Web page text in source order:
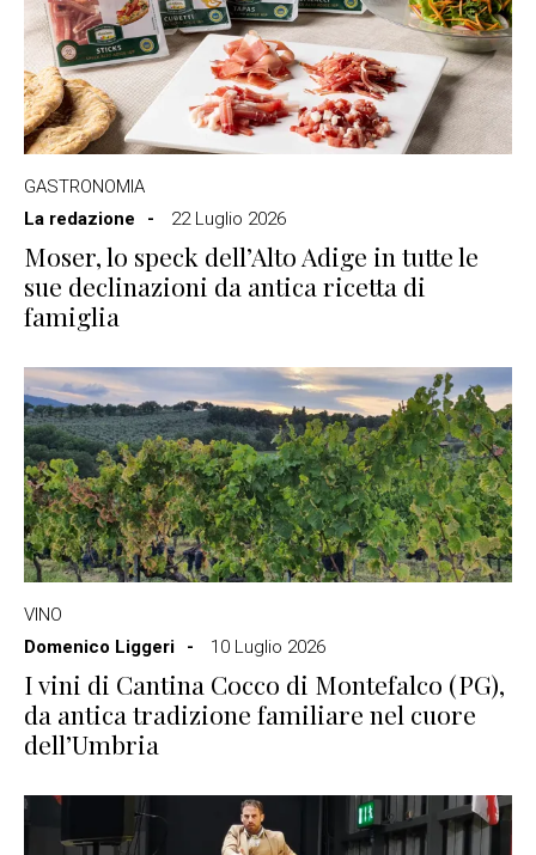
GASTRONOMIA
La redazione
22 Luglio 2026
Moser, lo speck dell’Alto Adige in tutte le
sue declinazioni da antica ricetta di
famiglia
VINO
Domenico Liggeri
10 Luglio 2026
I vini di Cantina Cocco di Montefalco (PG),
da antica tradizione familiare nel cuore
dell’Umbria